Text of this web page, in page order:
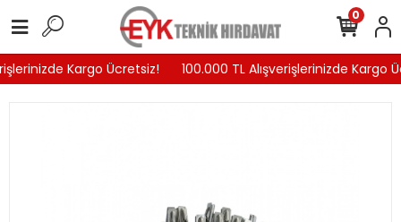
Kargo Ücretsiz! 100.000 TL Alışverişlerinizde Kargo
0